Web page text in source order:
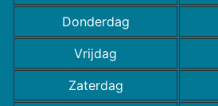
Donderdag
Vrijdag
Zaterdag